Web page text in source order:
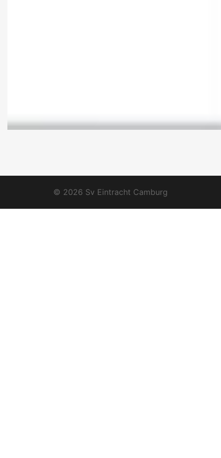
© 2026 Sv Eintracht Camburg